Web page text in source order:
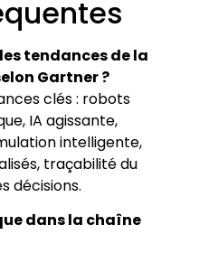
tendances de la
Gartner ?
clés : robots
IA agissante,
intelligente,
traçabilité du
décisions.
dans la chaîne